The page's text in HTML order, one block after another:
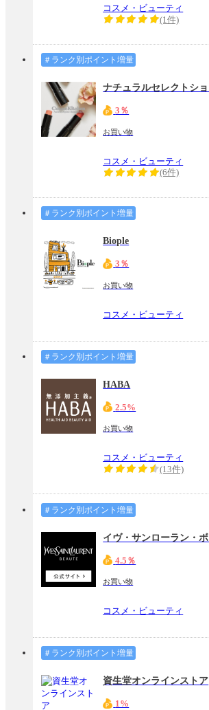
コスメ・ビューティ
(1件)
＃ランク別ポイント増量
3％
お買い物
コスメ・ビューティ
(6件)
＃ランク別ポイント増量
Biople
3％
お買い物
コスメ・ビューティ
＃ランク別ポイント増量
HABA
2.5%
お買い物
コスメ・ビューティ
(13件)
＃ランク別ポイント増量
4.5％
お買い物
コスメ・ビューティ
＃ランク別ポイント増量
資生堂オンラインストア
1%